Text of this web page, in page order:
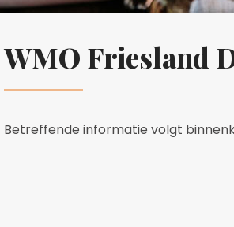
WMO Friesland
Betreffende informatie volgt